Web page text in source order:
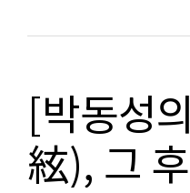
[박동성
絃), 그